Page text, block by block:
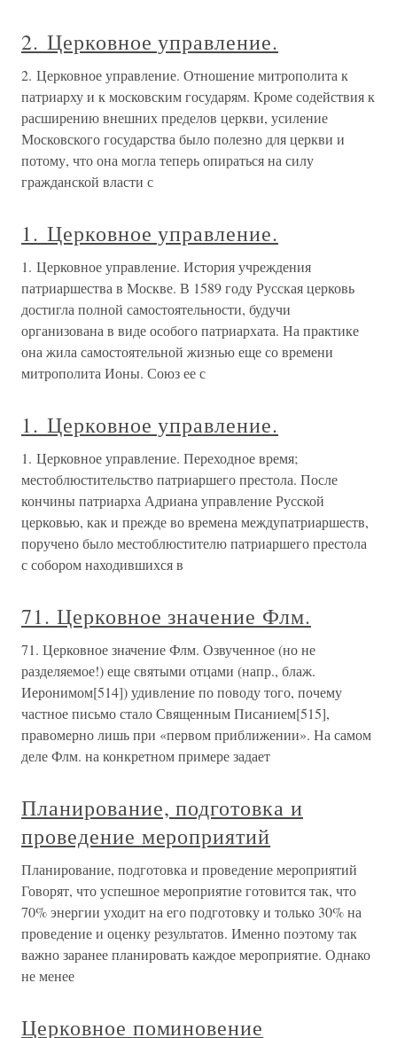
2. Церковное управление.
2. Церковное управление. Отношение митрополита к
патриарху и к московским государям. Кроме содействия к
расширению внешних пределов церкви, усиление
Московского государства было полезно для церкви и
потому, что она могла теперь опираться на силу
гражданской власти с
1. Церковное управление.
1. Церковное управление. История учреждения
патриаршества в Москве. В 1589 году Русская церковь
достигла полной самостоятельности, будучи
организована в виде особого патриархата. На практике
она жила самостоятельной жизнью еще со времени
митрополита Ионы. Союз ее с
1. Церковное управление.
1. Церковное управление. Переходное время;
местоблюстительство патриаршего престола. После
кончины патриарха Адриана управление Русской
церковью, как и прежде во времена междупатриаршеств,
поручено было местоблюстителю патриаршего престола
с собором находившихся в
71. Церковное значение Флм.
71. Церковное значение Флм. Озвученное (но не
разделяемое!) еще святыми отцами (напр., блаж.
Иеронимом[514]) удивление по поводу того, почему
частное письмо стало Священным Писанием[515],
правомерно лишь при «первом приближении». На самом
деле Флм. на конкретном примере задает
Планирование, подготовка и
проведение мероприятий
Планирование, подготовка и проведение мероприятий
Говорят, что успешное мероприятие готовится так, что
70% энергии уходит на его подготовку и только 30% на
проведение и оценку результатов. Именно поэтому так
важно заранее планировать каждое мероприятие. Однако
не менее
Церковное поминовение